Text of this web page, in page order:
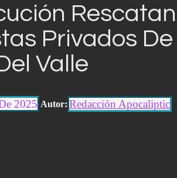
Privados
Valle
2025 Autor: Redacción Apocaliptic